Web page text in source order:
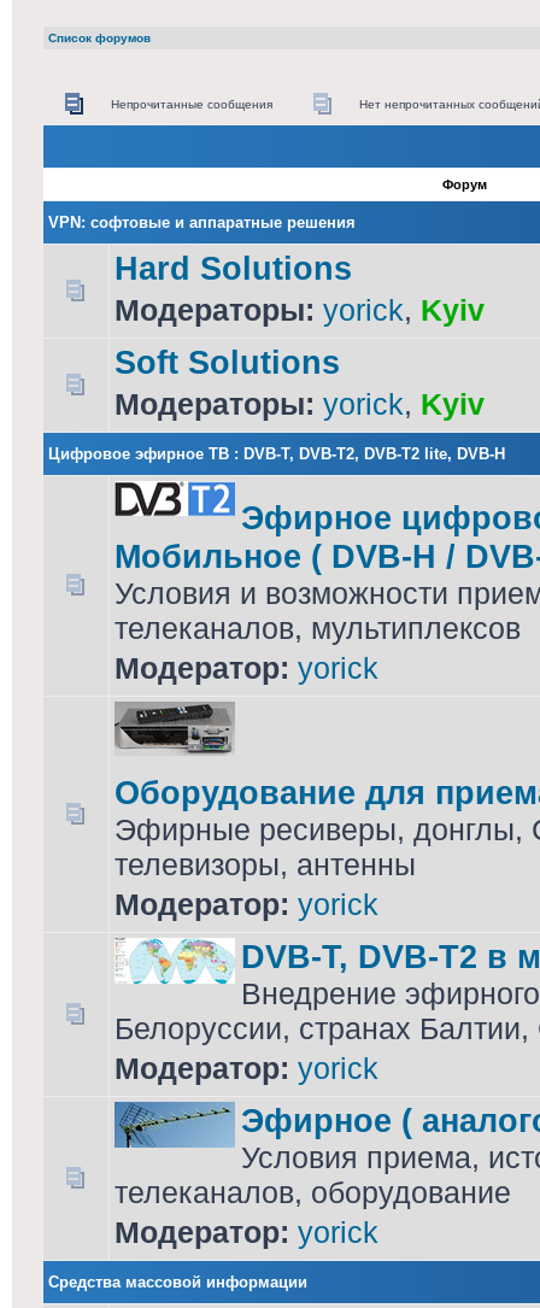
Список форумов
Непрочитанные сообщения Нет непрочитанных
Форум
VPN: софтовые и аппаратные решения
Hard Solutions
Модераторы: yorick, Kyiv
Soft Solutions
Модераторы: yorick, Kyiv
Цифровое эфирное ТВ : DVB-T, DVB-T2, DVB-T2 lite, DVB-H
Эфирное
Мобильное ( DVB-H /
Условия и возможности
телеканалов, мультиплексов
Модератор: yorick
Оборудование для
Эфирные ресиверы, донглы,
телевизоры, антенны
Модератор: yorick
DVB-T, DVB-T2 в
Внедрение
Белоруссии, странах
Модератор: yorick
Эфирное (
Условия приема,
телеканалов, оборудование
Модератор: yorick
Средства массовой информации